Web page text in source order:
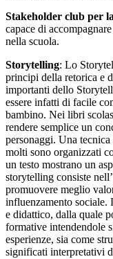
Stakeholder club per
capace di
nella scuola.
Storytelling: Lo
principi della retorica e
importanti dello
essere infatti di facile
bambino. Nei libri
rendere semplice un
personaggi. Una
molti sono organizzati
un testo mostrano un
storytelling consiste
promuovere meglio
influenzamento sociale.
e didattico, dalla quale
formative intendendole
esperienze, sia come
significati interpretativi